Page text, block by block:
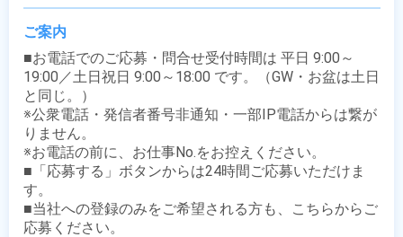
ご案内
■お電話でのご応募・問合せ受付時間は 平日 9:00～
19:00／土日祝日 9:00～18:00 です。（GW・お盆は土日
と同じ。）
※公衆電話・発信者番号非通知・一部IP電話からは繋が
りません。
※お電話の前に、お仕事No.をお控えください。
■「応募する」ボタンからは24時間ご応募いただけま
す。
■当社への登録のみをご希望される方も、こちらからご
応募ください。